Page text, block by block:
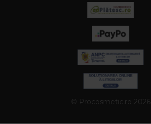
© Procosmetic.ro 2026